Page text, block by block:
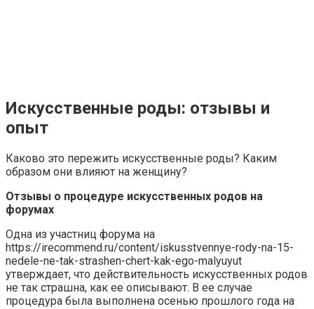
Искусственные роды: отзывы и
опыт
Каково это пережить искусственные роды? Каким
образом они влияют на женщину?
Отзывы о процедуре искусственных родов на
форумах
Одна из участниц форума на
https://irecommend.ru/content/iskusstvennye-rody-na-15-
nedele-ne-tak-strashen-chert-kak-ego-malyuyut
утверждает, что действительность искусственных родов
не так страшна, как ее описывают. В ее случае
процедура была выполнена осенью прошлого года на